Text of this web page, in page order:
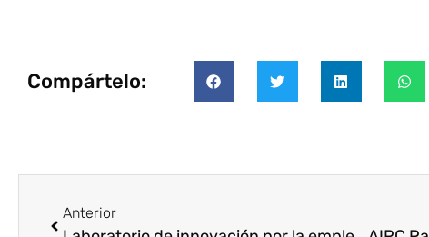
Compártelo:
Anterior